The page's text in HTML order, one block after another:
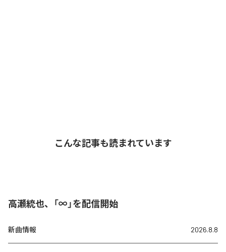
こんな記事も読まれています
高瀬統也、「∞」を配信開始
新曲情報 2026.8.8